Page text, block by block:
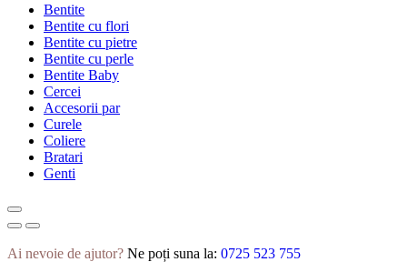
Bentite
Bentite cu flori
Bentite cu pietre
Bentite cu perle
Bentite Baby
Cercei
Accesorii par
Curele
Coliere
Bratari
Genti
Ai nevoie de ajutor? Ne poți suna la: 0725 523 755